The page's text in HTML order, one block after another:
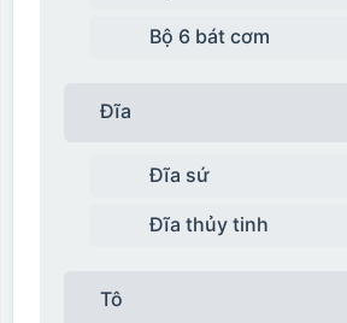
Bộ 6 bát cơm
Đĩa
Đĩa sứ
Đĩa thủy tinh
Tô